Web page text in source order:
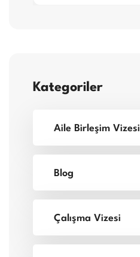
Kategoriler
Aile Birleşim Vizesi
Blog
Çalışma Vizesi